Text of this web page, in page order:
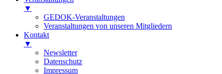
▼
GEDOK-Veranstaltungen
Veranstaltungen von unseren Mitgliedern
Kontakt
▼
Newsletter
Datenschutz
Impressum